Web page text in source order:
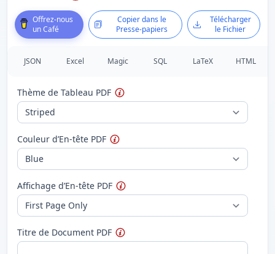
Offrez-nous
un Café
Copier dans le
Presse-papiers
Télécharger
le Fichier
JSON Excel Magic SQL LaTeX HTML
Thème de Tableau PDF
Couleur d’En-tête PDF
Affichage d’En-tête PDF
Titre de Document PDF